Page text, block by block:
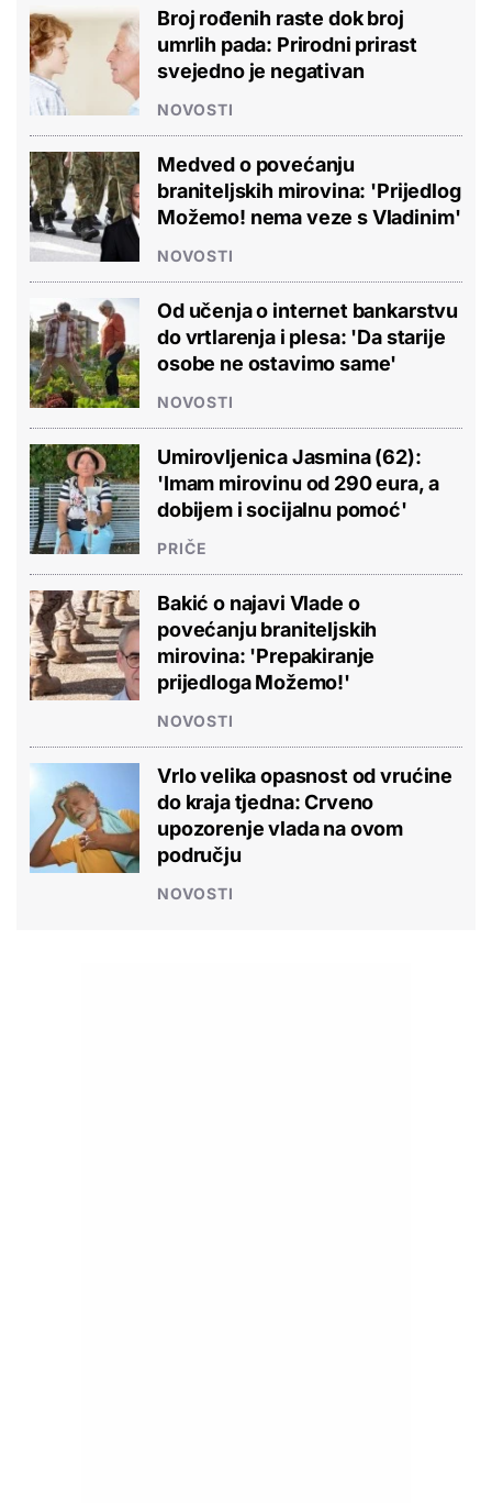
Broj rođenih raste dok broj
umrlih pada: Prirodni prirast
svejedno je negativan
NOVOSTI
Medved o povećanju
braniteljskih mirovina: 'Prijedlog
Možemo! nema veze s Vladinim'
NOVOSTI
Od učenja o internet bankarstvu
do vrtlarenja i plesa: 'Da starije
osobe ne ostavimo same'
NOVOSTI
Umirovljenica Jasmina (62):
'Imam mirovinu od 290 eura, a
dobijem i socijalnu pomoć'
PRIČE
Bakić o najavi Vlade o
povećanju braniteljskih
mirovina: 'Prepakiranje
prijedloga Možemo!'
NOVOSTI
Vrlo velika opasnost od vrućine
do kraja tjedna: Crveno
upozorenje vlada na ovom
području
NOVOSTI